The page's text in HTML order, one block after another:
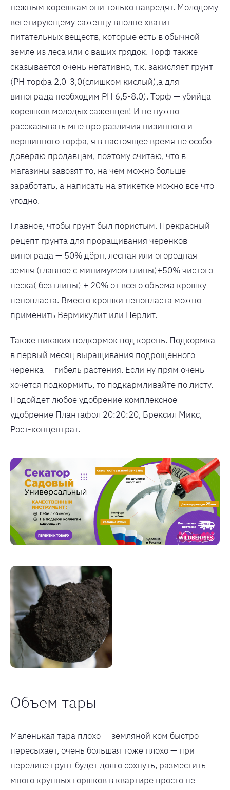
нежным корешкам они только навредят. Молодому
вегетирующему саженцу вполне хватит
питательных веществ, которые есть в обычной
земле из леса или с ваших грядок. Торф также
сказывается очень негативно, т.к. закисляет грунт
(РН торфа 2,0-3,0(слишком кислый),а для
винограда необходим РН 6,5-8.0). Торф — убийца
корешков молодых саженцев! И не нужно
рассказывать мне про различия низинного и
вершинного торфа, я в настоящее время не особо
доверяю продавцам, поэтому считаю, что в
магазины завозят то, на чём можно больше
заработать, а написать на этикетке можно всё что
угодно.
Главное, чтобы грунт был пористым. Прекрасный
рецепт грунта для проращивания черенков
винограда — 50% дёрн, лесная или огородная
земля (главное с минимумом глины)+50% чистого
песка( без глины) + 20% от всего объема крошку
пенопласта. Вместо крошки пенопласта можно
применить Вермикулит или Перлит.
Также никаких подкормок под корень. Подкормка
в первый месяц выращивания подрощенного
черенка — гибель растения. Если ну прям очень
хочется подкормить, то подкармливайте по листу.
Подойдет любое удобрение комплексное
удобрение Плантафол 20:20:20, Брексил Микс,
Рост-концентрат.
Объем тары
Маленькая тара плохо — земляной ком быстро
пересыхает, очень большая тоже плохо — при
переливе грунт будет долго сохнуть, разместить
много крупных горшков в квартире просто не